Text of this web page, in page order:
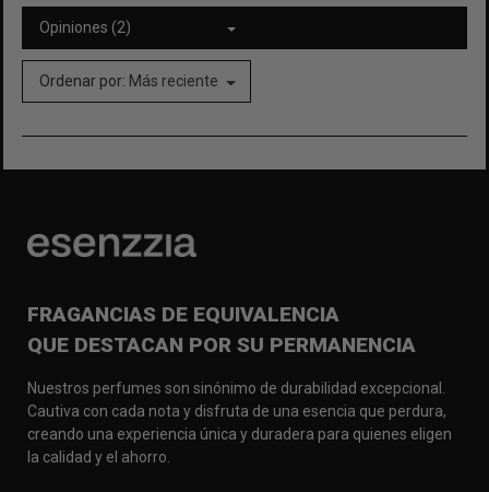
Opiniones (2)
Ordenar por: Más reciente
FRAGANCIAS DE EQUIVALENCIA
QUE DESTACAN POR SU PERMANENCIA
Nuestros perfumes son sinónimo de durabilidad excepcional.
Cautiva con cada nota y disfruta de una esencia que perdura,
creando una experiencia única y duradera para quienes eligen
la calidad y el ahorro.